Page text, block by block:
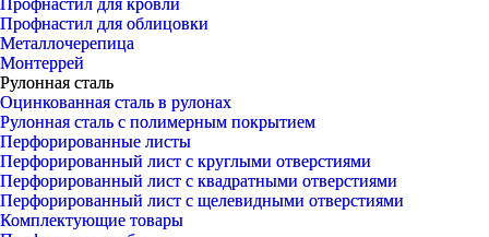
Профнастил для кровли
Профнастил для облицовки
Металлочерепица
Монтеррей
Рулонная сталь
Оцинкованная сталь в рулонах
Рулонная сталь с полимерным покрытием
Перфорированные листы
Перфорированный лист с круглыми отверстиями
Перфорированный лист с квадратными отверстиями
Перфорированный лист с щелевидными отверстиями
Комплектующие товары